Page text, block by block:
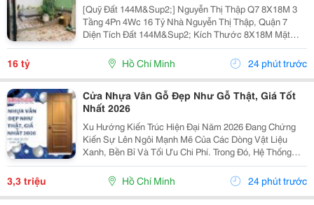
[Quỹ Đất 144M&Sup2;] Nguyễn Thị Thập Q7 8X18M 3
Tầng 4Pn 4Wc 16 Tỷ Nhà Nguyễn Thị Thập, Quận 7
Diện Tích Đất 144M&Sup2; Kích Thước 8X18M Mặt
Ngang 8M Kết Cấu 3 Tầng 4 Phòng Ngủ &Ndash; 4
Toilet. Thông Tin Nhanh 8X18M 144M&Sup2; Đất Ngang
16 tỷ Hồ Chí Minh 24 phút trước
Cửa Nhựa Vân Gỗ Đẹp Như Gỗ Thật, Giá Tốt
Nhất 2026
Xu Hướng Kiến Trúc Hiện Đại Năm 2026 Đang Chứng
Kiến Sự Lên Ngôi Mạnh Mẽ Của Các Dòng Vật Liệu
Xanh, Bền Bỉ Và Tối Ưu Chi Phí. Trong Đó, Hệ Thống
Cửa Nhựa Vân Gỗ Chính Là Sự Lựa Chọn Hàng Đầu Để
Thay Thế Cửa Gỗ Tự Nhiên Truyền Thống. Với Công
Nghệ...
3,3 triệu Hồ Chí Minh 24 phút trước